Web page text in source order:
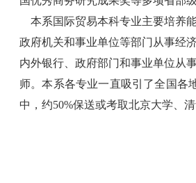
本系国际贸易本科专业主要培养
政府机关和事业单位等部门从事经
内外银行、政府部门和事业单位从
师。本系各专业一直吸引了全国各
中，约50%保送或考取北京大学、